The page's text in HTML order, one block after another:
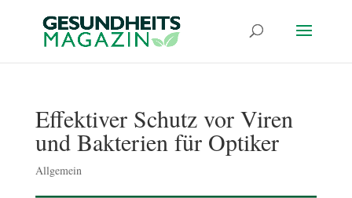
Effektiver Schutz vor Viren
und Bakterien für Optiker
Allgemein